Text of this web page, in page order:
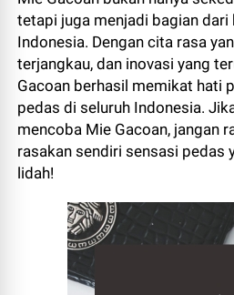
tetapi juga menjadi bagian dari
Indonesia. Dengan cita rasa
terjangkau, dan inovasi yang
Gacoan berhasil memikat hati
pedas di seluruh Indonesia.
mencoba Mie Gacoan, jangan
rasakan sendiri sensasi pedas
lidah!